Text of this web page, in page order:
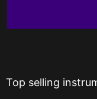
Top selling